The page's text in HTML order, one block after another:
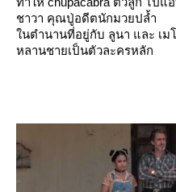
ชาวา คุณปู่อดีตนักมวยปล้ำ
นตำนานที่อยู่กับ ลูนา และ เ
หลานชายเป็นตัวละครหลัก